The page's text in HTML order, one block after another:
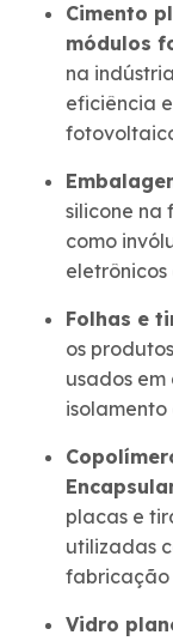
Cimento
módulos
na
eficiência
silicone na
como
Folhas e
os
usados
placas e
utilizadas
fabricação
Vidro